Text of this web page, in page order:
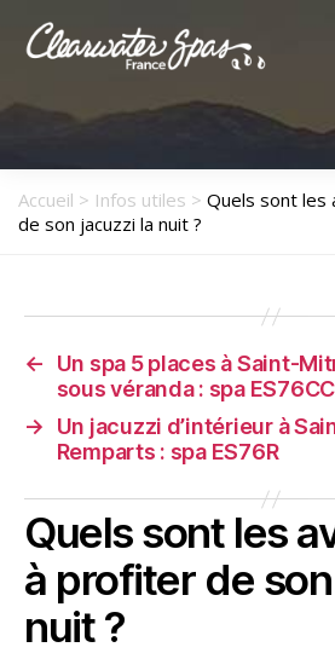
Spas
Accueil > Infos utiles > Quels sont les
de son jacuzzi la nuit ?
←
Un spa 5 places à Saint-
sous véranda : spa ES76CC
→
Un jacuzzi d’intérieur à
Remparts : spa ES76R
Quels sont les
à profiter de
nuit ?